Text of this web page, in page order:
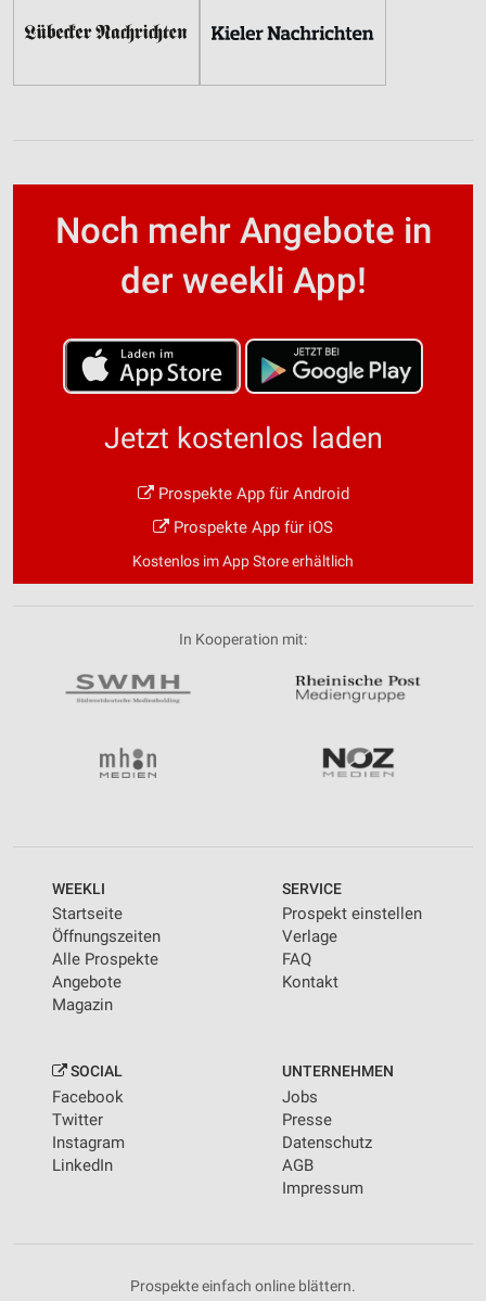
Noch mehr Angebote in
der weekli App!
Jetzt kostenlos laden
Prospekte App für Android
Prospekte App für iOS
Kostenlos im App Store erhältlich
In Kooperation mit:
WEEKLI
Startseite
Öffnungszeiten
Alle Prospekte
Angebote
Magazin
SERVICE
Prospekt einstellen
Verlage
FAQ
Kontakt
SOCIAL
Facebook
Twitter
Instagram
LinkedIn
UNTERNEHMEN
Jobs
Presse
Datenschutz
AGB
Impressum
Prospekte einfach online blättern.